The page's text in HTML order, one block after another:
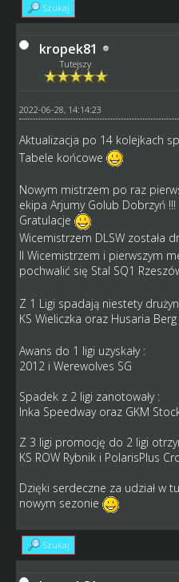
Szukaj
kropek81
Tutejszy
2022-06-28, 14:14:23
Aktualizacja po 14 kolejkach
Tabele końcowe
Nowym mistrzem po raz
ekipa Arjumy Golub Dobrzyń !!!
Gratulacje
Wicemistrzem DLSW została
II Wicemistrzem i pierwszym
pochwalić się Stal SQ1
Z 1 Ligi spadają niestety
KS Wieliczka oraz Husaria
Awans do 1 ligi uzyskały :
2012 i Werewolves SG
Spadek z 2 ligi zanotowały :
Inka Speedway oraz GKM
Z 3 ligi promocję do 2 ligi
KS ROW Rybnik i PolarisPlus
Dzięki serdeczne za udział w
nowym sezonie
Szukaj